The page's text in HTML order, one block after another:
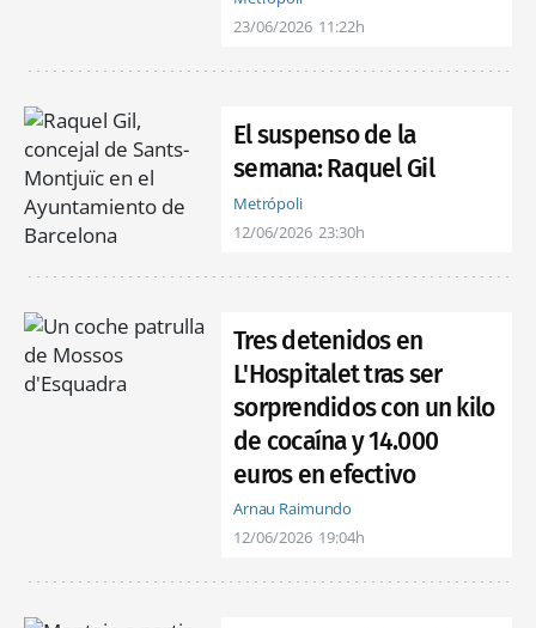
23/06/2026 11:22h
El suspenso de la
semana: Raquel Gil
Metrópoli
12/06/2026 23:30h
Tres detenidos en
L'Hospitalet tras ser
sorprendidos con un kilo
de cocaína y 14.000
euros en efectivo
Arnau Raimundo
12/06/2026 19:04h